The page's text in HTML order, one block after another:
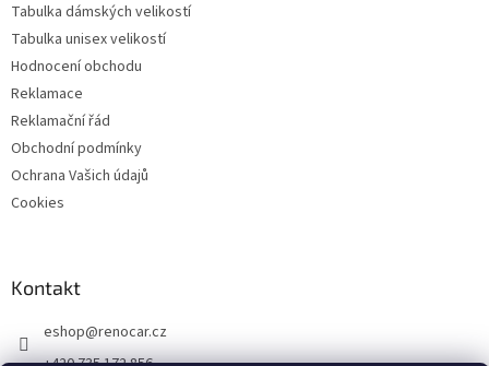
Tabulka dámských velikostí
Tabulka unisex velikostí
Hodnocení obchodu
Reklamace
Reklamační řád
Obchodní podmínky
Ochrana Vašich údajů
Cookies
Kontakt
eshop@renocar.cz